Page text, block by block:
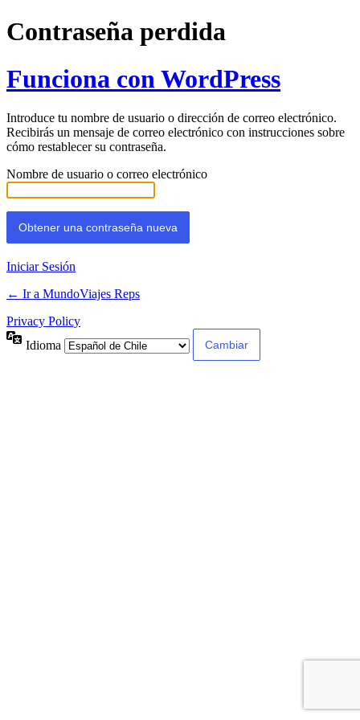
Contraseña perdida
Funciona con WordPress
Introduce tu nombre de usuario o dirección de correo electrónico.
Recibirás un mensaje de correo electrónico con instrucciones sobre
cómo restablecer su contraseña.
Nombre de usuario o correo electrónico
Iniciar Sesión
← Ir a MundoViajes Reps
Privacy Policy
Idioma